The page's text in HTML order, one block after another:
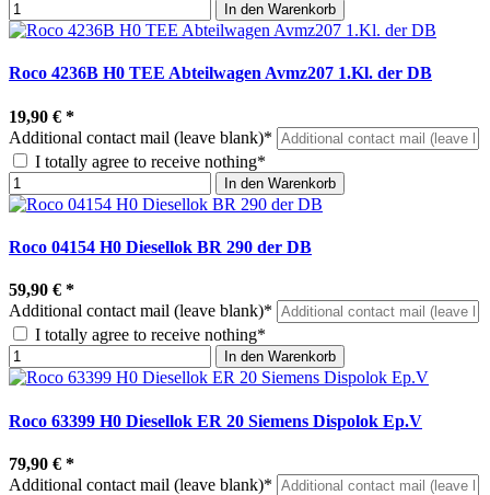
In den Warenkorb
Roco 4236B H0 TEE Abteilwagen Avmz207 1.Kl. der DB
19,90 € *
Additional contact mail (leave blank)*
I totally agree to receive nothing*
In den Warenkorb
Roco 04154 H0 Diesellok BR 290 der DB
59,90 € *
Additional contact mail (leave blank)*
I totally agree to receive nothing*
In den Warenkorb
Roco 63399 H0 Diesellok ER 20 Siemens Dispolok Ep.V
79,90 € *
Additional contact mail (leave blank)*